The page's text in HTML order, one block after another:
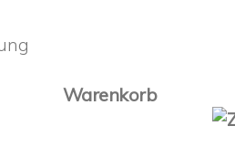
Warenkorb